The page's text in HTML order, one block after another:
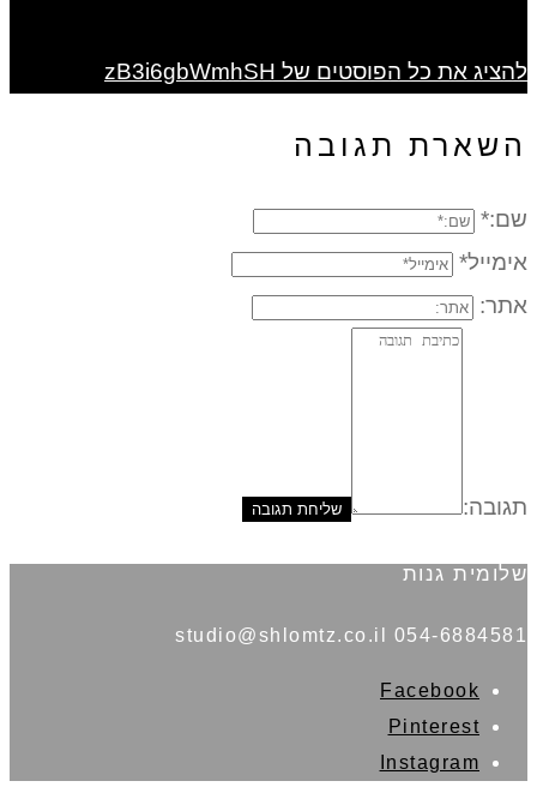
להציג את כל הפוסטים של zB3i6gbWmhSH
השארת תגובה
שם:*
אימייל*
אתר:
תגובה:
שלומית גנות
054-6884581 studio@shlomtz.co.il
Facebook
Pinterest
Instagram